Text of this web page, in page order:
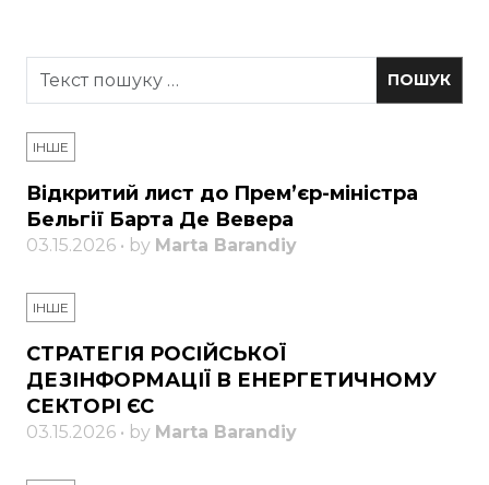
ІНШЕ
Відкритий лист до Прем’єр-міністра
Бельгії Барта Де Вевера
03.15.2026 • by Marta Barandiy
ІНШЕ
СТРАТЕГІЯ РОСІЙСЬКОЇ
ДЕЗІНФОРМАЦІЇ В ЕНЕРГЕТИЧНОМУ
СЕКТОРІ ЄС
03.15.2026 • by Marta Barandiy